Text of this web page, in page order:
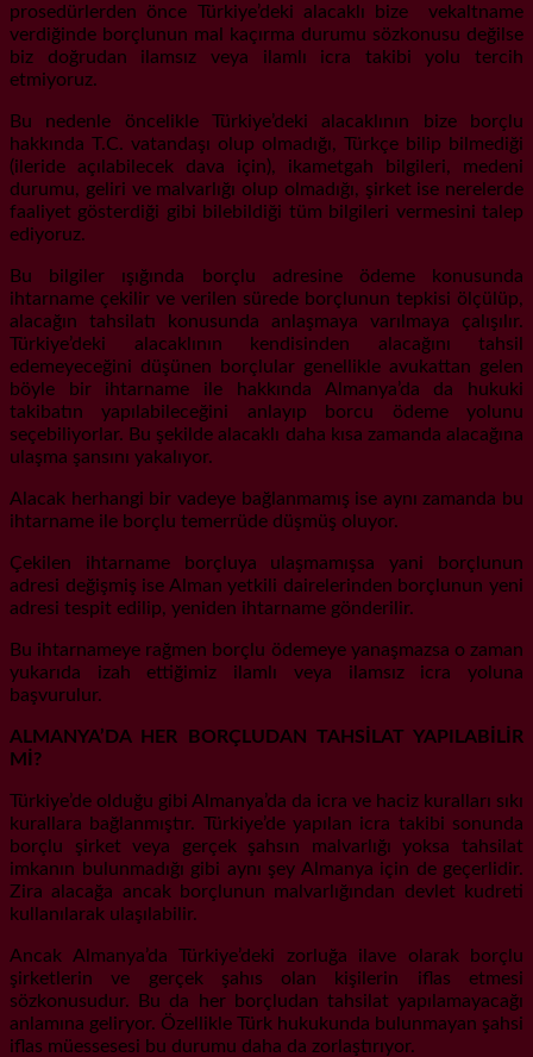
prosedürlerden önce Türkiye’deki alacaklı bize vekaltname
verdiğinde borçlunun mal kaçırma durumu sözkonusu değilse
biz doğrudan ilamsız veya ilamlı icra takibi yolu tercih
etmiyoruz.
Bu nedenle öncelikle Türkiye’deki alacaklının bize borçlu
hakkında T.C. vatandaşı olup olmadığı, Türkçe bilip bilmediği
(ileride açılabilecek dava için), ikametgah bilgileri, medeni
durumu, geliri ve malvarlığı olup olmadığı, şirket ise nerelerde
faaliyet gösterdiği gibi bilebildiği tüm bilgileri vermesini talep
ediyoruz.
Bu bilgiler ışığında borçlu adresine ödeme konusunda
ihtarname çekilir ve verilen sürede borçlunun tepkisi ölçülüp,
alacağın tahsilatı konusunda anlaşmaya varılmaya çalışılır.
Türkiye’deki alacaklının kendisinden alacağını tahsil
edemeyeceğini düşünen borçlular genellikle avukattan gelen
böyle bir ihtarname ile hakkında Almanya’da da hukuki
takibatın yapılabileceğini anlayıp borcu ödeme yolunu
seçebiliyorlar. Bu şekilde alacaklı daha kısa zamanda alacağına
ulaşma şansını yakalıyor.
Alacak herhangi bir vadeye bağlanmamış ise aynı zamanda bu
ihtarname ile borçlu temerrüde düşmüş oluyor.
Çekilen ihtarname borçluya ulaşmamışsa yani borçlunun
adresi değişmiş ise Alman yetkili dairelerinden borçlunun yeni
adresi tespit edilip, yeniden ihtarname gönderilir.
Bu ihtarnameye rağmen borçlu ödemeye yanaşmazsa o zaman
yukarıda izah ettiğimiz ilamlı veya ilamsız icra yoluna
başvurulur.
ALMANYA’DA HER BORÇLUDAN TAHSİLAT YAPILABİLİR
Mİ?
Türkiye’de olduğu gibi Almanya’da da icra ve haciz kuralları sıkı
kurallara bağlanmıştır. Türkiye’de yapılan icra takibi sonunda
borçlu şirket veya gerçek şahsın malvarlığı yoksa tahsilat
imkanın bulunmadığı gibi aynı şey Almanya için de geçerlidir.
Zira alacağa ancak borçlunun malvarlığından devlet kudreti
kullanılarak ulaşılabilir.
Ancak Almanya’da Türkiye’deki zorluğa ilave olarak borçlu
şirketlerin ve gerçek şahıs olan kişilerin iflas etmesi
sözkonusudur. Bu da her borçludan tahsilat yapılamayacağı
anlamına geliryor. Özellikle Türk hukukunda bulunmayan şahsi
iflas müessesesi bu durumu daha da zorlaştırıyor.